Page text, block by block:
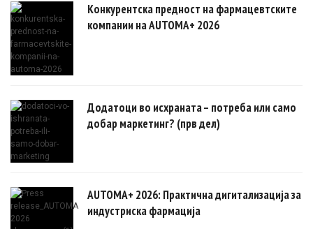
Конкурентска предност на фармацевтските
компании на AUTOMA+ 2026
Додатоци во исхраната – потреба или само
добар маркетинг? (прв дел)
AUTOMA+ 2026: Практична дигитализација за
индустриска фармација